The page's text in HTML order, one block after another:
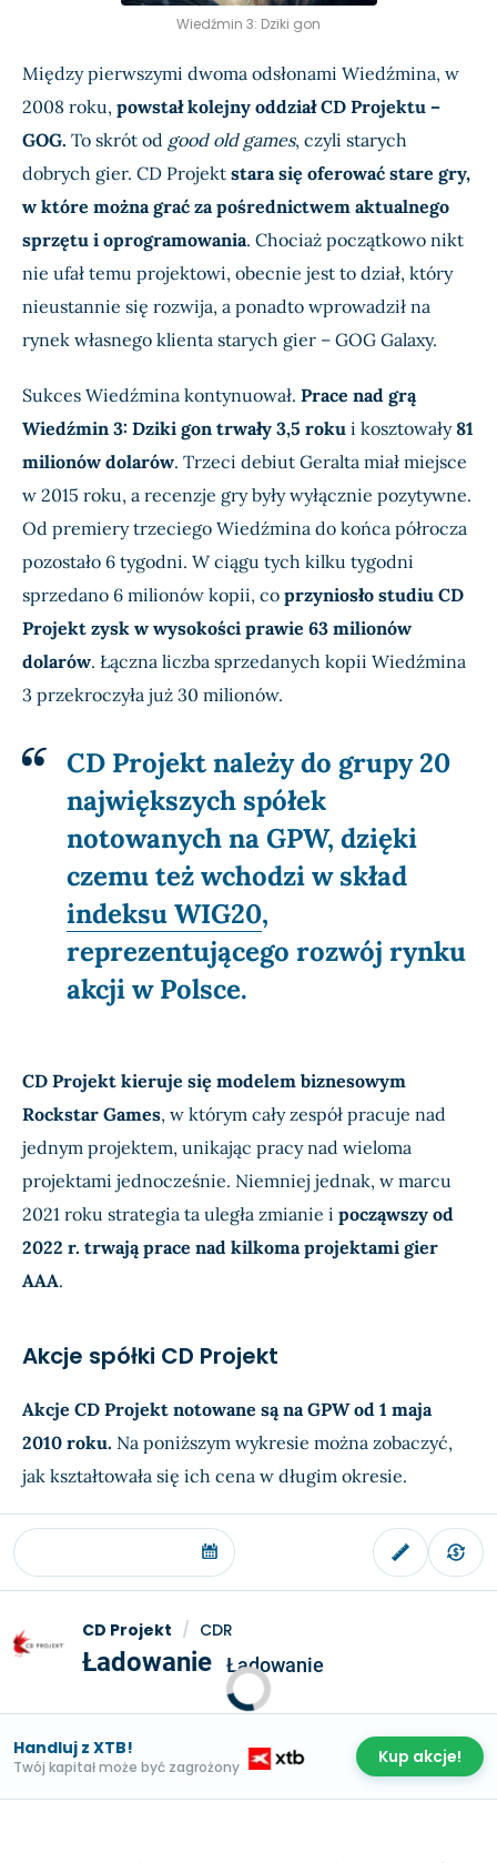
Wiedźmin 3: Dziki gon
Między pierwszymi dwoma odsłonami Wiedźmina, w
2008 roku, powstał kolejny oddział CD Projektu –
GOG. To skrót od good old games, czyli starych
dobrych gier. CD Projekt stara się oferować stare gry,
w które można grać za pośrednictwem aktualnego
sprzętu i oprogramowania. Chociaż początkowo nikt
nie ufał temu projektowi, obecnie jest to dział, który
nieustannie się rozwija, a ponadto wprowadził na
rynek własnego klienta starych gier – GOG Galaxy.
Sukces Wiedźmina kontynuował. Prace nad grą
Wiedźmin 3: Dziki gon trwały 3,5 roku i kosztowały 81
milionów dolarów. Trzeci debiut Geralta miał miejsce
w 2015 roku, a recenzje gry były wyłącznie pozytywne.
Od premiery trzeciego Wiedźmina do końca półrocza
pozostało 6 tygodni. W ciągu tych kilku tygodni
sprzedano 6 milionów kopii, co przyniosło studiu CD
Projekt zysk w wysokości prawie 63 milionów
dolarów. Łączna liczba sprzedanych kopii Wiedźmina
3 przekroczyła już 30 milionów.
CD Projekt należy do grupy 20
największych spółek
notowanych na GPW, dzięki
czemu też wchodzi w skład
indeksu WIG20,
reprezentującego rozwój rynku
akcji w Polsce.
CD Projekt kieruje się modelem biznesowym
Rockstar Games, w którym cały zespół pracuje nad
jednym projektem, unikając pracy nad wieloma
projektami jednocześnie. Niemniej jednak, w marcu
2021 roku strategia ta uległa zmianie i począwszy od
2022 r. trwają prace nad kilkoma projektami gier
AAA.
Akcje spółki CD Projekt
Akcje CD Projekt notowane są na GPW od 1 maja
2010 roku. Na poniższym wykresie można zobaczyć,
jak kształtowała się ich cena w długim okresie.
CD Projekt / CDR
Ładowanie Ładowanie
Handluj z XTB!
Twój kapitał może być zagrożony Kup akcje!